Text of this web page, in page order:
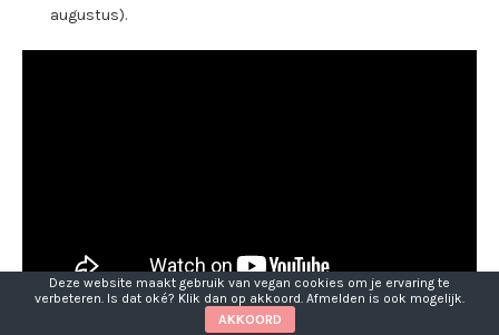
augustus).
Deze website maakt gebruik van vegan cookies om je ervaring te
verbeteren. Is dat oké? Klik dan op akkoord. Afmelden is ook mogelijk.
AKKOORD